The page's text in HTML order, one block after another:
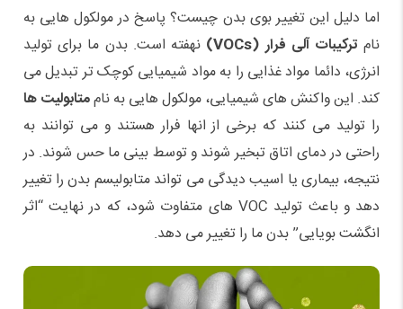
اما دلیل این تغییر بوی بدن چیست؟ پاسخ در مولکول هایی به
نام ترکیبات آلی فرار (VOCs)
نهفته است. بدن ما برای تولید
انرژی، دائما مواد غذایی را به مواد شیمیایی کوچک تر تبدیل می
کند. این واکنش های شیمیایی، مولکول هایی به ناممتابولیت ها
را تولید می کنند که برخی از انها فرار هستند و می توانند به
راحتی در دمای اتاق تبخیر شوند و توسط بینی ما حس شوند. در
نتیجه، بیماری یا اسیب دیدگی می تواند متابولیسم بدن را تغییر
دهد و باعث تولید VOC های متفاوت شود، که در نهایت “اثر
انگشت بویایی” بدن ما را تغییر می دهد.